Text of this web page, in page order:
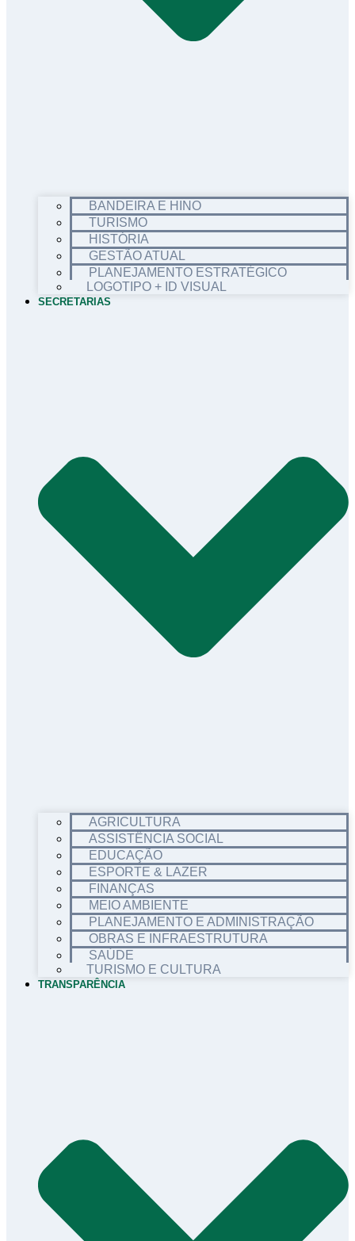
BANDEIRA E HINO
TURISMO
HISTÓRIA
GESTÃO ATUAL
PLANEJAMENTO ESTRATÉGICO
LOGOTIPO + ID VISUAL
SECRETARIAS
AGRICULTURA
ASSISTÊNCIA SOCIAL
EDUCAÇÃO
ESPORTE & LAZER
FINANÇAS
MEIO AMBIENTE
PLANEJAMENTO E ADMINISTRAÇÃO
OBRAS E INFRAESTRUTURA
SAÚDE
TURISMO E CULTURA
TRANSPARÊNCIA